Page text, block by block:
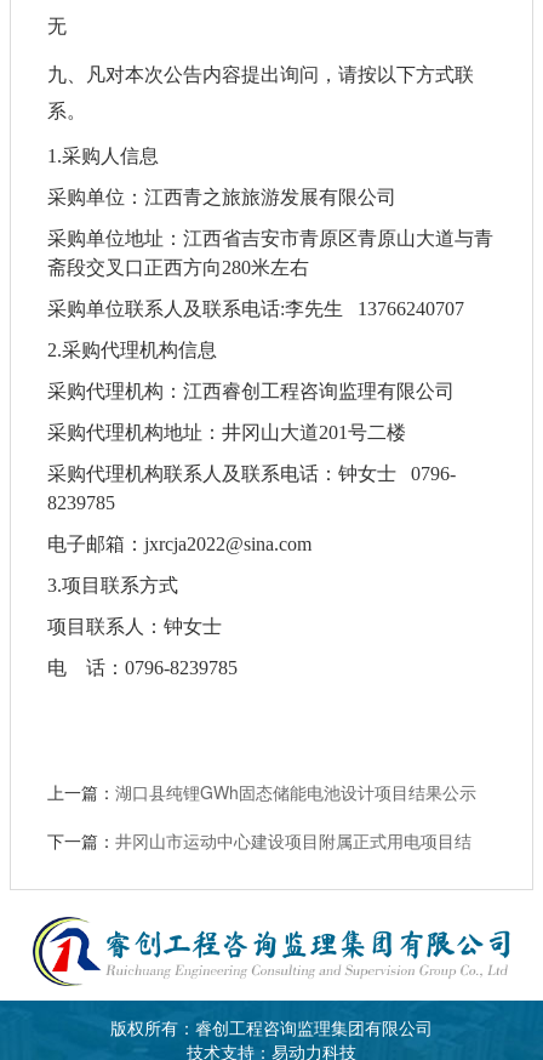
无
九、凡对本次公告内容提出询问，请按以下方式联
系。
1.采购人信息
采购单位： 江西青之旅旅游发展有限公司
采购单位地址： 江西省吉安市青原区青原山大道与青
斋段交叉口正西方向280米左右
采购单位联系人及联系电话:李先生
13766240707
2.采购代理机构信息
采购代理机构： 江西睿创工程咨询监理有限公司
采购代理机构地址： 井冈山大道201号二楼
采购代理机构联系人及联系电话：钟女士
0796-
8239785
电子邮箱： jxrcja2022@sina.com
3.项目联系方式
项目联系人： 钟女士
电
话： 0796-8239785
上一篇： 湖口县纯锂GWh固态储能电池设计项目结果公示
下一篇： 井冈山市运动中心建设项目附属正式用电项目结
版权所有：睿创工程咨询监理集团有限公司
技术支持：易动力科技